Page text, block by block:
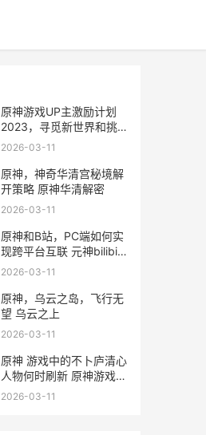
原神游戏UP主激励计划
2023，寻觅新世界和挑战
自我 原神up主激励计划
2026-03-11
原神，神奇华清宫秘境解
开策略 原神华清解密
2026-03-11
原神和B站，PC端如何实
现跨平台互联 元神bilibili
和pc
2026-03-11
原神，乌云之岛，飞行无
望 乌云之上
2026-03-11
原神 游戏中的不卜庐清心
人物何时刷新 原神游戏中
的辈分
2026-03-11